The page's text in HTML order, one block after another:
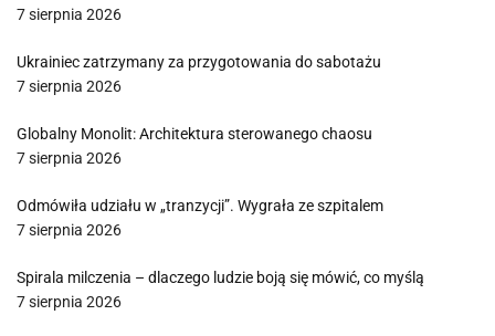
7 sierpnia 2026
Ukrainiec zatrzymany za przygotowania do sabotażu
7 sierpnia 2026
Globalny Monolit: Architektura sterowanego chaosu
7 sierpnia 2026
Odmówiła udziału w „tranzycji”. Wygrała ze szpitalem
7 sierpnia 2026
Spirala milczenia – dlaczego ludzie boją się mówić, co myślą
7 sierpnia 2026